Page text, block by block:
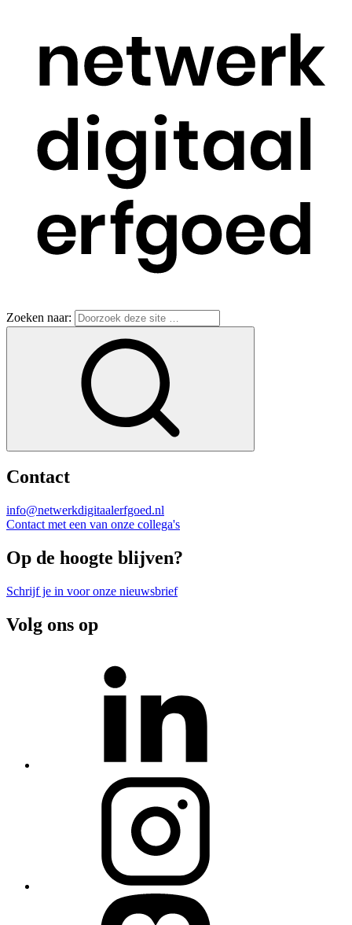
Zoeken naar:
Contact
info@netwerkdigitaalerfgoed.nl
Contact met een van onze collega's
Op de hoogte blijven?
Schrijf je in voor onze nieuwsbrief
Volg ons op